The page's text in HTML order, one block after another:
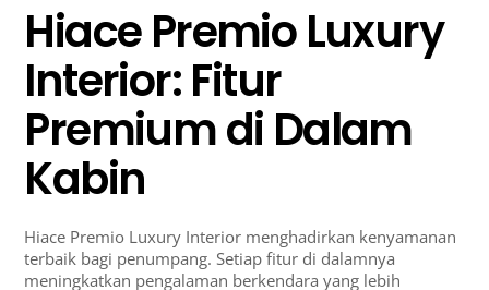
Hiace Premio Luxury
Interior: Fitur
Premium di Dalam
Kabin
Hiace Premio Luxury Interior menghadirkan kenyamanan
terbaik bagi penumpang. Setiap fitur di dalamnya
meningkatkan pengalaman berkendara yang lebih